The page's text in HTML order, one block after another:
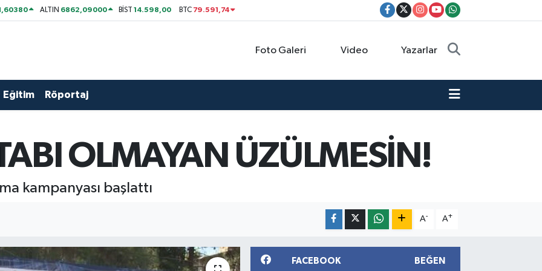
ALTIN 6862,09000 BİST14.598,00 BTC 79.591,74
Foto Galeri Video Yazarlar
Eğitim Röportaj
OLMAYAN ÜZÜLMESİN!
kampanyası başlattı
A- A+
FACEBOOK BEĞEN